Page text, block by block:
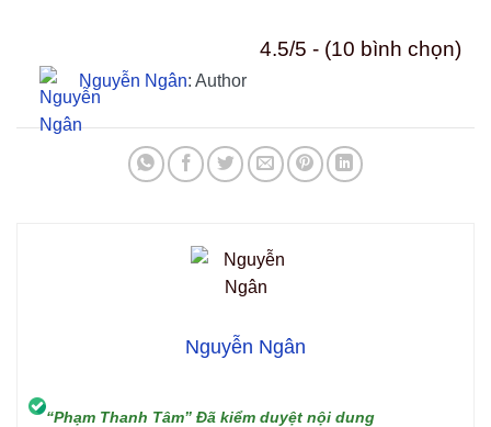
4.5/5 - (10 bình chọn)
Nguyễn Ngân: Author
Nguyễn Ngân
“Phạm Thanh Tâm” Đã kiểm duyệt nội dung